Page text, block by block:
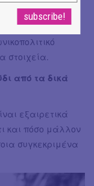
νοητή συνέχεια
πιο τράχυ ήχο
στοιχεία.
από τα δικά
εξαιρετικά
και πόσο μάλλον
συγκεκριμένα